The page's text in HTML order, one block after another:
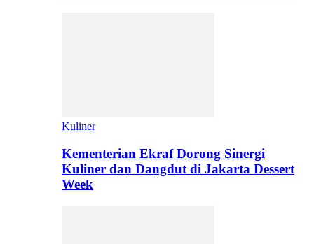
Kuliner
Kementerian Ekraf Dorong Sinergi
Kuliner dan Dangdut di Jakarta Dessert
Week